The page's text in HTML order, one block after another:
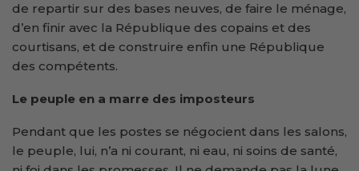
de repartir sur des bases neuves, de faire le ménage,
d’en finir avec la République des copains et des
courtisans, et de construire enfin une République
des compétents.
Le peuple en a marre des imposteurs
Pendant que les postes se négocient dans les salons,
le peuple, lui, n’a ni courant, ni eau, ni soins de santé,